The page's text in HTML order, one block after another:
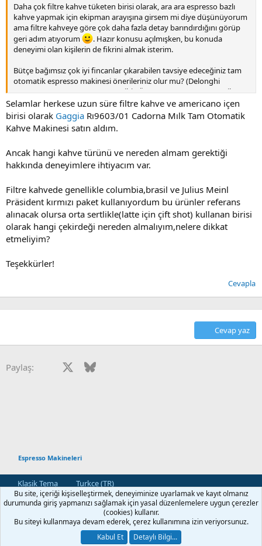
Daha çok filtre kahve tüketen birisi olarak, ara ara espresso bazlı
kahve yapmak için ekipman arayışına girsem mi diye düşünüyorum
ama filtre kahveye göre çok daha fazla detay barındırdığını görüp
geri adım atıyorum
. Hazır konusu açılmışken, bu konuda
deneyimi olan kişilerin de fikrini almak isterim.
Bütçe bağımsız çok iyi fincanlar çıkarabilen tavsiye edeceğiniz tam
otomatik espresso makinesi önerileriniz olur mu? (Delonghi
Maestosa EPAM960.75.GLM vs gibi). Üst segment tam otomatik
espresso makineleri kullanıldığı durumda, hala manuel makinelere
dönülmesini gerektiren, eksik kalan bir konu oluyor mu acaba?
Şimdiden konuya cevapları ile katkı verecek herekse teşekkür
Selamlar herkese uzun süre filtre kahve ve americano içen
birisi olarak Gaggia Rı9603/01 Cadorna Mılk Tam Otomatik
Kahve Makinesi satın aldım.
Ancak hangi kahve türünü ve nereden almam gerektiği
hakkında deneyimlere ihtiyacım var.
Filtre kahvede genellikle columbia,brasil ve Julius Meinl
Präsident kırmızı paket kullanıyordum bu ürünler referans
alınacak olursa orta sertlikle(latte için çift shot) kullanan birisi
olarak hangi çekirdeği nereden almalıyım,nelere dikkat
etmeliyim?
Teşekkürler!
Cevapla
Cevap yaz
Paylaş: Facebook Bluesky
Espresso Makineleri
Klasik Tema
Turkce (TR)
Bize Ulaşın
Kullanım ve Şartlar Gizlilik Politikası
Yardım
R
S
Community platform by XenForo® © 2010-2026 XenForo Ltd.
[XGT] Forum statistics system- XenGenTr
Bu site, içeriği kişiselleştirmek, deneyiminize uyarlamak ve kayıt olmanız
durumunda giriş yapmanızı sağlamak için yasal düzenlemelere uygun çerezler
(cookies) kullanır.
Bu siteyi kullanmaya devam ederek, çerez kullanımına izin veriyorsunuz.
Kabul Et
Detaylı Bilgi...